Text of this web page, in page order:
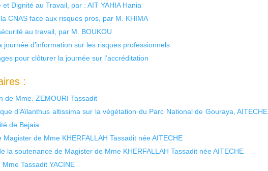
et Dignité au Travail, par : AIT YAHIA Hania
CNAS face aux risques pros, par M. KHIMA
au travail, par M. BOUKOU
journée d’information sur les risques professionnels
pour clôturer la journée sur l’accréditation
:
de Mme. ZEMOURI Tassadit
d’Aïlanthus altissima sur la végétation du Parc National de Gouraya, AITECHE
de Bejaia.
Magister de Mme KHERFALLAH Tassadit née AITECHE
la soutenance de Magister de Mme KHERFALLAH Tassadit née AITECHE
Tassadit YACINE